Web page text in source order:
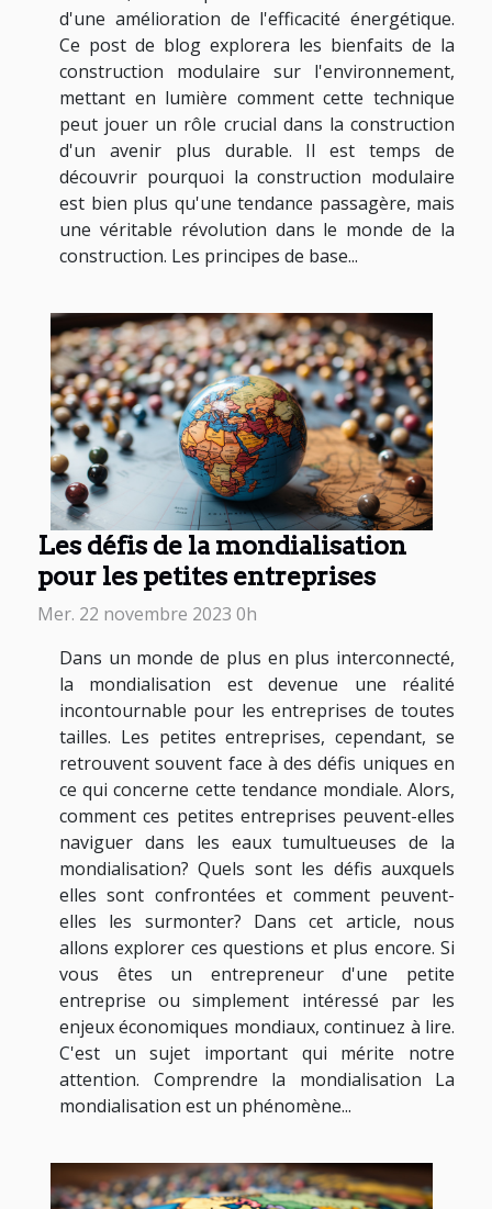
d'une amélioration de l'efficacité énergétique.
Ce post de blog explorera les bienfaits de la
construction modulaire sur l'environnement,
mettant en lumière comment cette technique
peut jouer un rôle crucial dans la construction
d'un avenir plus durable. Il est temps de
découvrir pourquoi la construction modulaire
est bien plus qu'une tendance passagère, mais
une véritable révolution dans le monde de la
construction. Les principes de base...
Les défis de la mondialisation
pour les petites entreprises
Mer. 22 novembre 2023 0h
Dans un monde de plus en plus interconnecté,
la mondialisation est devenue une réalité
incontournable pour les entreprises de toutes
tailles. Les petites entreprises, cependant, se
retrouvent souvent face à des défis uniques en
ce qui concerne cette tendance mondiale. Alors,
comment ces petites entreprises peuvent-elles
naviguer dans les eaux tumultueuses de la
mondialisation? Quels sont les défis auxquels
elles sont confrontées et comment peuvent-
elles les surmonter? Dans cet article, nous
allons explorer ces questions et plus encore. Si
vous êtes un entrepreneur d'une petite
entreprise ou simplement intéressé par les
enjeux économiques mondiaux, continuez à lire.
C'est un sujet important qui mérite notre
attention. Comprendre la mondialisation La
mondialisation est un phénomène...